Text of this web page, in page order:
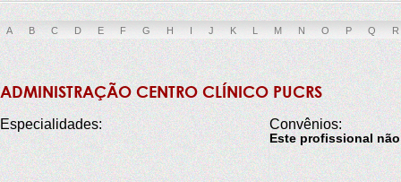
A B C D E F G H I J K L M N O P Q R
ADMINISTRAÇÃO CENTRO CLÍNICO PUCRS
Especialidades: Convênios:
Este profissional